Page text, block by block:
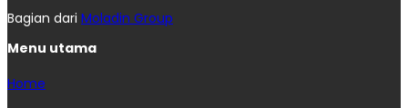
Bagian dari Moladin Group
Menu utama
Home